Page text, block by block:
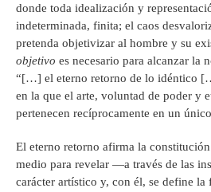
donde toda idealización y
indeterminada, finita; el caos
pretenda objetivizar al hombre y su
objetivo es necesario para alcanzar la
“[…] el eterno retorno de lo idéntico
en la que el arte, voluntad de poder y
pertenecen recíprocamente en un
El eterno retorno afirma la
medio para revelar —a través de las
carácter artístico y, con él, se define